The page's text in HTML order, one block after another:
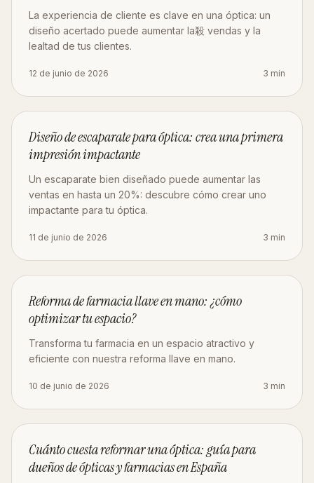
La experiencia de cliente es clave en una óptica: un
diseño acertado puede aumentar la殺 vendas y la
lealtad de tus clientes.
12 de junio de 2026 3 min
Diseño de escaparate para óptica: crea una primera
impresión impactante
Un escaparate bien diseñado puede aumentar las
ventas en hasta un 20%: descubre cómo crear uno
impactante para tu óptica.
11 de junio de 2026 3 min
Reforma de farmacia llave en mano: ¿cómo
optimizar tu espacio?
Transforma tu farmacia en un espacio atractivo y
eficiente con nuestra reforma llave en mano.
10 de junio de 2026 3 min
Cuánto cuesta reformar una óptica: guía para
dueños de ópticas y farmacias en España